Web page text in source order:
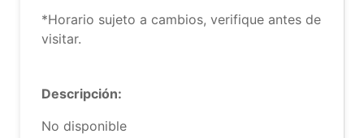
*Horario sujeto a cambios, verifique antes de
visitar.
Descripción:
No disponible